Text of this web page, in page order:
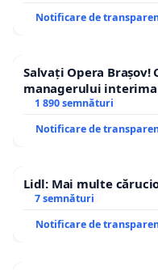
Notificare de
Salvați Opera Brașov!
managerului
1 890 semnături
Notificare de
Lidl: Mai multe
7 semnături
Notificare de